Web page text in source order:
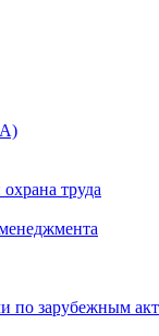
труда
по зарубежным